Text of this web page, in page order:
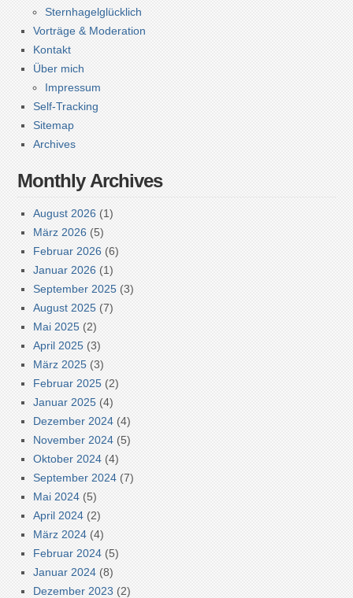
Sternhagelglücklich
Vorträge & Moderation
Kontakt
Über mich
Impressum
Self-Tracking
Sitemap
Archives
Monthly Archives
August 2026 (1)
März 2026 (5)
Februar 2026 (6)
Januar 2026 (1)
September 2025 (3)
August 2025 (7)
Mai 2025 (2)
April 2025 (3)
März 2025 (3)
Februar 2025 (2)
Januar 2025 (4)
Dezember 2024 (4)
November 2024 (5)
Oktober 2024 (4)
September 2024 (7)
Mai 2024 (5)
April 2024 (2)
März 2024 (4)
Februar 2024 (5)
Januar 2024 (8)
Dezember 2023 (2)